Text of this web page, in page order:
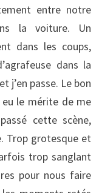
entre notre
la voiture. Un
dans les coups,
dans la
j’en passe. Le bon
le mérite de me
cette scène,
Trop grotesque et
trop sanglant
pour nous faire